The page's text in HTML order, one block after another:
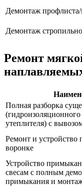
Демонтаж
Демонтаж
Ремонт
Полная разборка
утеплителя) с
Ремонт и устройство
воронке
Устройство
свесам с полным
примыкания и